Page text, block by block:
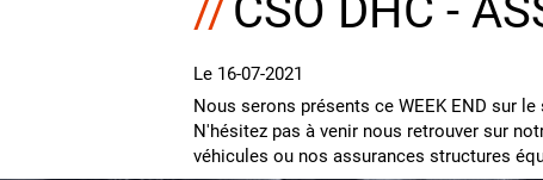
CSO DHC -
Le 16-07-2021
Nous serons présents ce WEEK END sur
N'hésitez pas à venir nous retrouver sur
véhicules ou nos assurances structures